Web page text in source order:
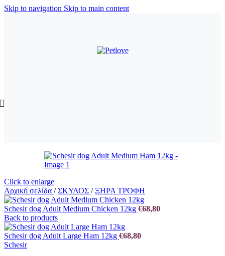
Skip to navigation Skip to main content
Click to enlarge
Αρχική σελίδα / ΣΚΥΛΟΣ / ΞΗΡΑ ΤΡΟΦΗ
Schesir dog Adult Medium Chicken 12kg €68,80
Back to products
Schesir dog Adult Large Ham 12kg €68,80
Schesir